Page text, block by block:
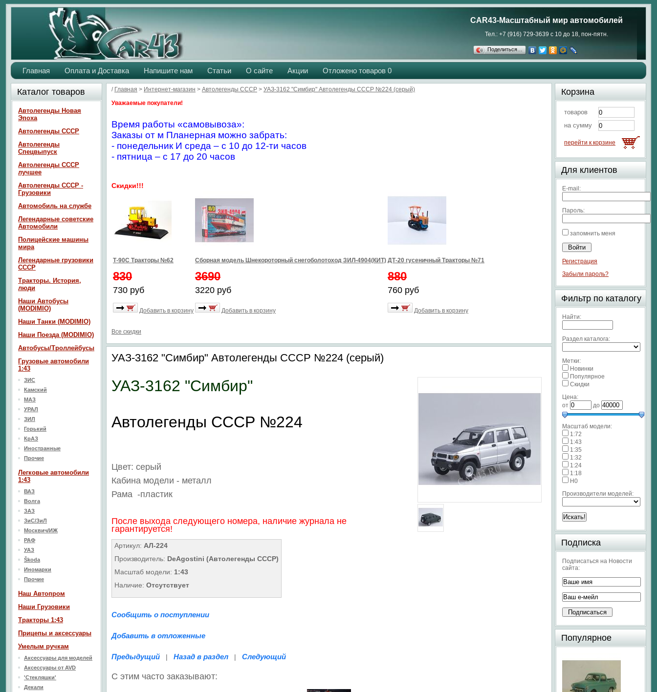
CAR43-Масштабный мир автомобилей
Тел.: +7 (916) 729-3639 с 10 до 18, пон-пятн.
Поделиться…
Главная Оплата и Доставка Напишите нам Статьи О сайте Акции Отложено товаров 0
/ Главная > Интернет-магазин > Автолегенды СССР > УАЗ-3162 "Симбир" Автолегенды СССР №224 (серый)
Уважаемые покупатели!
Время работы «самовывоза»:
Заказы от м Планерная можно забрать:
- понедельник И среда – с 10 до 12-ти часов
- пятница – с 17 до 20 часов
Скидки!!!
Т-90С Тракторы №62
830
730 руб
Добавить в корзину
Сборная модель Шнекороторный снегоболотоход ЗИЛ-4904(КИТ)
3690
3220 руб
Добавить в корзину
ДТ-20 гусеничный Тракторы №71
880
760 руб
Добавить в корзину
Все скидки
УАЗ-3162 "Симбир" Автолегенды СССР №224 (серый)
УАЗ-3162 "Симбир"
Автолегенды СССР №224
Цвет: серый
Кабина модели - металл
Рама -пластик
После выхода следующего номера, наличие журнала не
гарантируется!
Артикул: АЛ-224
Производитель: DeAgostini (Автолегенды СССР)
Масштаб модели: 1:43
Наличие: Отсутствует
Сообщить о поступлении
Добавить в отложенные
Предыдущий | Назад в раздел | Следующий
С этим часто заказывают:
Каталог товаров
Автолегенды Новая
Эпоха
Автолегенды СССР
Автолегенды
Спецвыпуск
Автолегенды СССР
лучшее
Автолегенды СССР -
Грузовики
Автомобиль на службе
Легендарные советские
Автомобили
Полицейские машины
мира
Легендарные грузовики
СССР
Тракторы. История,
люди
Наши Автобусы
(MODIMIO)
Наши Танки (MODIMIO)
Наши Поезда (MODIMIO)
Автобусы/Троллейбусы
Грузовые автомобили
1:43
ЗИС
Камский
МАЗ
УРАЛ
ЗИЛ
Горький
КрАЗ
Иностранные
Прочие
Легковые автомобили
1:43
ВАЗ
Волга
ЗАЗ
ЗиС/ЗиЛ
Москвич/ИЖ
РАФ
УАЗ
Škoda
Иномарки
Прочие
Наш Aвтопром
Наши Грузовики
Тракторы 1:43
Прицепы и аксессуары
Умелым ручкам
Аксессуары для моделей
Аксессуары от AVD
'Стекляшки'
Декали
Корзина
товаров
на сумму
перейти к корзине
Для клиентов
E-mail:
Пароль:
запомнить меня
Регистрация
Забыли пароль?
Фильтр по каталогу
Найти:
Раздел каталога:
Метки:
Новинки
Популярное
Скидки
Цена:
от
до
Масштаб модели:
1:72
1:43
1:35
1:32
1:24
1:18
H0
Производители моделей:
Подписка
Подписаться на Новости
сайта:
Популярное